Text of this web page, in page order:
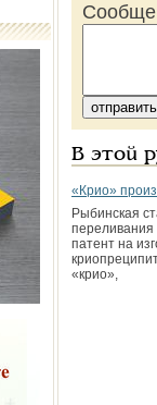
В этой
«Крио»
Рыбинская
переливания
патент на
«крио»,